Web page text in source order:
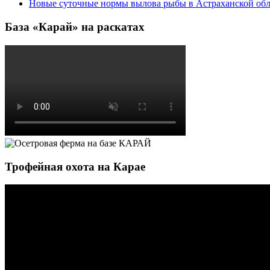
Новые суточные нормы вылова рыбы в Астраханской
База «Карай» на раскатах
Трофейная охота на Карае